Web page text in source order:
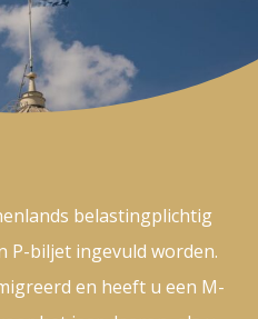
belastingplichtig
P-biljet ingevuld worden.
en heeft u een M-